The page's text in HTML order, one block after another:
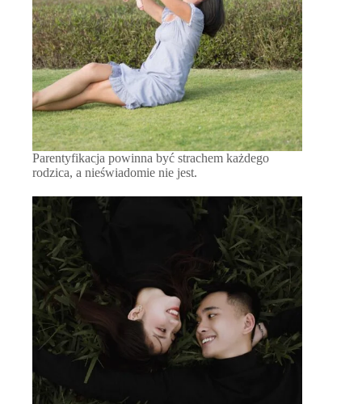
Parentyfikacja powinna być strachem każdego
rodzica, a nieświadomie nie jest.